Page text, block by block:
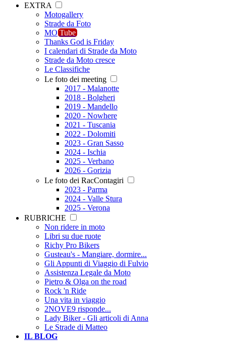
EXTRA
Motogallery
Strade da Foto
MO Tube
Thanks God is Friday
I calendari di Strade da Moto
Strade da Moto cresce
Le Classifiche
Le foto dei meeting
2017 - Malanotte
2018 - Bolgheri
2019 - Mandello
2020 - Nowhere
2021 - Tuscania
2022 - Dolomiti
2023 - Gran Sasso
2024 - Ischia
2025 - Verbano
2026 - Gorizia
Le foto dei RacContagiri
2023 - Parma
2024 - Valle Stura
2025 - Verona
RUBRICHE
Non ridere in moto
Libri su due ruote
Richy Pro Bikers
Gusteau's - Mangiare, dormire...
Gli Appunti di Viaggio di Fulvio
Assistenza Legale da Moto
Pietro & Olga on the road
Rock 'n Ride
Una vita in viaggio
2NOVE9 risponde...
Lady Biker - Gli articoli di Anna
Le Strade di Matteo
IL BLOG